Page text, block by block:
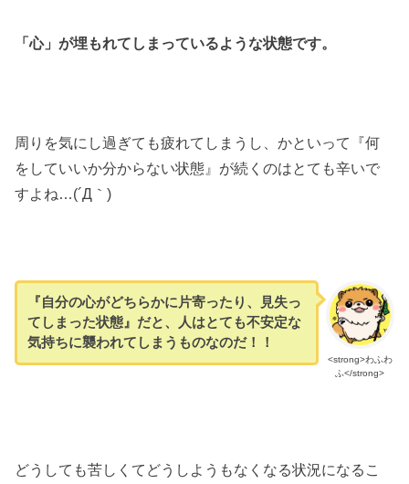
「心」が埋もれてしまっているような状態です。
周りを気にし過ぎても疲れてしまうし、かといって『何
をしていいか分からない状態』が続くのはとても辛いで
すよね…(´Д｀)
<strong>わふわ
ふ</strong>
『自分の心がどちらかに片寄ったり、見失っ
てしまった状態』 だと、人はとても不安定な
気持ちに襲われてしまうものなのだ！！
どうしても苦しくてどうしようもなくなる状況になるこ